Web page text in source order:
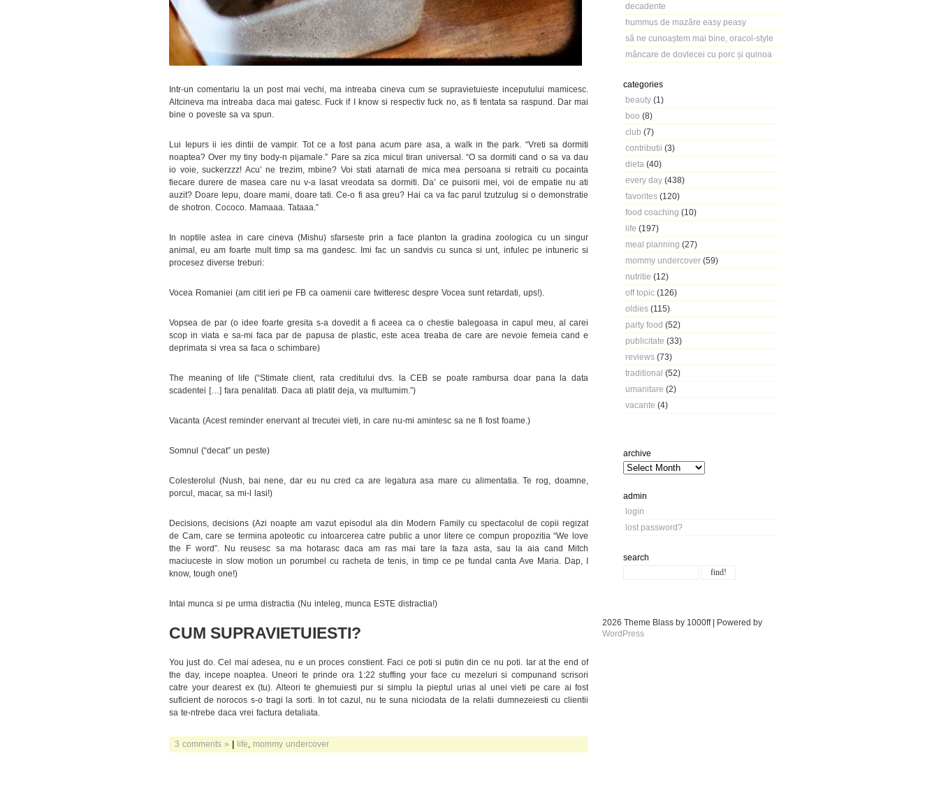
decadente
hummus de mazăre easy peasy
să ne cunoaștem mai bine, oracol-style
mâncare de dovlecei cu porc și quinoa
categories
beauty (1)
boo (8)
club (7)
contributii (3)
dieta (40)
every day (438)
favorites (120)
food coaching (10)
life (197)
meal planning (27)
mommy undercover (59)
nutritie (12)
off topic (126)
oldies (115)
party food (52)
publicitate (33)
reviews (73)
traditional (52)
umanitare (2)
vacante (4)
archive
admin
login
lost password?
search
Intr-un comentariu la un post mai vechi, ma intreaba cineva cum se supravietuieste inceputului mamicesc.
Altcineva ma intreaba daca mai gatesc. Fuck if I know si respectiv fuck no, as fi tentata sa raspund. Dar mai
bine o poveste sa va spun.
Lui Iepurs ii ies dintii de vampir. Tot ce a fost pana acum pare asa, a walk in the park. “Vreti sa dormiti
noaptea? Over my tiny body-n pijamale.” Pare sa zica micul tiran universal. “O sa dormiti cand o sa va dau
io voie, suckerzzz! Acu’ ne trezim, mbine? Voi stati atarnati de mica mea persoana si retraiti cu pocainta
fiecare durere de masea care nu v-a lasat vreodata sa dormiti. Da’ ce puisorii mei, voi de empatie nu ati
auzit? Doare Iepu, doare mami, doare tati. Ce-o fi asa greu? Hai ca va fac parul tzutzulug si o demonstratie
de shotron. Cococo. Mamaaa. Tataaa.”
In noptile astea in care cineva (Mishu) sfarseste prin a face planton la gradina zoologica cu un singur
animal, eu am foarte mult timp sa ma gandesc. Imi fac un sandvis cu sunca si unt, infulec pe intuneric si
procesez diverse treburi:
Vocea Romaniei (am citit ieri pe FB ca oamenii care twitteresc despre Vocea sunt retardati, ups!).
Vopsea de par (o idee foarte gresita s-a dovedit a fi aceea ca o chestie balegoasa in capul meu, al carei
scop in viata e sa-mi faca par de papusa de plastic, este acea treaba de care are nevoie femeia cand e
deprimata si vrea sa faca o schimbare)
The meaning of life (“Stimate client, rata creditului dvs. la CEB se poate rambursa doar pana la data
scadentei […] fara penalitati. Daca ati platit deja, va multumim.”)
Vacanta (Acest reminder enervant al trecutei vieti, in care nu-mi amintesc sa ne fi fost foame.)
Somnul (“decat” un peste)
Colesterolul (Nush, bai nene, dar eu nu cred ca are legatura asa mare cu alimentatia. Te rog, doamne,
porcul, macar, sa mi-l lasi!)
Decisions, decisions (Azi noapte am vazut episodul ala din Modern Family cu spectacolul de copii regizat
de Cam, care se termina apoteotic cu intoarcerea catre public a unor litere ce compun propozitia “We love
the F word”. Nu reusesc sa ma hotarasc daca am ras mai tare la faza asta, sau la aia cand Mitch
maciuceste in slow motion un porumbel cu racheta de tenis, in timp ce pe fundal canta Ave Maria. Dap, I
know, tough one!)
Intai munca si pe urma distractia (Nu inteleg, munca ESTE distractia!)
CUM SUPRAVIETUIESTI?
You just do. Cel mai adesea, nu e un proces constient. Faci ce poti si putin din ce nu poti. Iar at the end of
the day, incepe noaptea. Uneori te prinde ora 1:22 stuffing your face cu mezeluri si compunand scrisori
catre your dearest ex (tu). Alteori te ghemuiesti pur si simplu la pieptul urias al unei vieti pe care ai fost
suficient de norocos s-o tragi la sorti. In tot cazul, nu te suna niciodata de la relatii dumnezeiesti cu clientii
sa te-ntrebe daca vrei factura detaliata.
3 comments » | life mommy undercover
2026 Theme Blass by 1000ff | Powered by
WordPress